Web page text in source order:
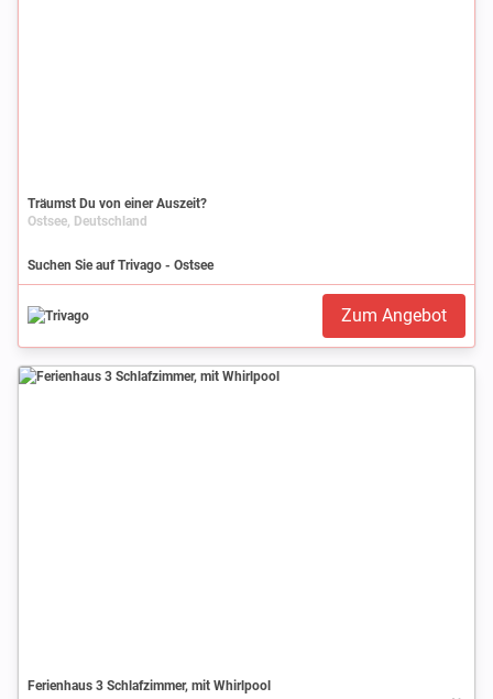
Träumst Du von einer Auszeit?
Ostsee, Deutschland
Suchen Sie auf Trivago - Ostsee
Zum Angebot
Ferienhaus 3 Schlafzimmer, mit Whirlpool